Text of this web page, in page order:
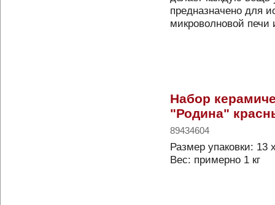
предназначено для
микроволновой
Набор
"Родина"
89434604
Размер упаковки: 13
Вес: примерно 1 кг